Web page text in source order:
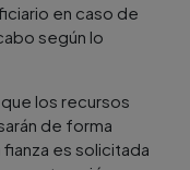
en caso de
según lo
los recursos
de forma
es solicitada